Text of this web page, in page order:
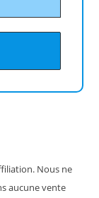
Nous ne
aucune vente